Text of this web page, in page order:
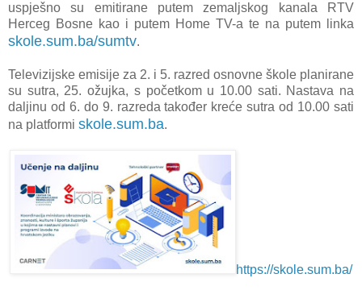
uspješno su emitirane putem zemaljskog kanala RTV
Herceg Bosne kao i putem Home TV-a te na putem linka
skole.sum.ba/sumtv.
Televizijske emisije za 2. i 5. razred osnovne škole planirane
su sutra, 25. ožujka, s početkom u 10.00 sati. Nastava na
daljinu od 6. do 9. razreda također kreće sutra od 10.00 sati
na platformi skole.sum.ba.
https://skole.sum.ba/